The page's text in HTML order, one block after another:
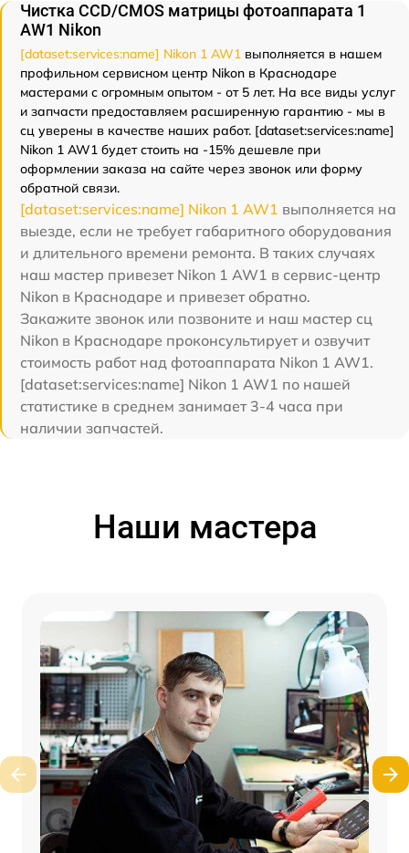
Чистка CCD/CMOS матрицы фотоаппарата 1
AW1 Nikon
[dataset:services:name] Nikon 1 AW1 выполняется в нашем
профильном сервисном центр Nikon в Краснодаре
мастерами с огромным опытом - от 5 лет. На все виды услуг
и запчасти предоставляем расширенную гарантию - мы в
сц уверены в качестве наших работ. [dataset:services:name]
Nikon 1 AW1 будет стоить на -15% дешевле при
оформлении заказа на сайте через звонок или форму
обратной связи.
[dataset:services:name] Nikon 1 AW1 выполняется на
выезде, если не требует габаритного оборудования
и длительного времени ремонта. В таких случаях
наш мастер привезет Nikon 1 AW1 в сервис-центр
Nikon в Краснодаре и привезет обратно.
Закажите звонок или позвоните и наш мастер сц
Nikon в Краснодаре проконсультирует и озвучит
стоимость работ над фотоаппарата Nikon 1 AW1.
[dataset:services:name] Nikon 1 AW1 по нашей
статистике в среднем занимает 3-4 часа при
наличии запчастей.
Наши мастера